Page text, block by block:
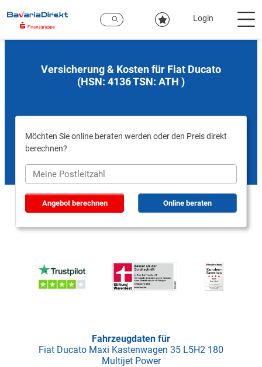
Hauptinhalt
Login
Versicherung & Kosten für Fiat Ducato
(HSN: 4136 TSN: ATH )
Möchten Sie online beraten werden oder den Preis direkt
berechnen?
Angebot berechnen Online beraten
Fahrzeugdaten für
Fiat Ducato Maxi Kastenwagen 35 L5H2 180
Multijet Power